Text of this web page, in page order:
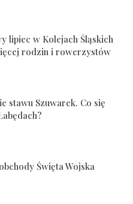
lipiec w Kolejach Śląskich
rodzin i rowerzystów
stawu Szuwarek. Co się
Święta Wojska